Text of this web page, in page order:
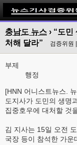
충남도 뉴스 › “도민
처해 달라”
검증위원
부제
행정
[HNN 어니스트뉴스.
도지사가 도민의 생명
집중호우에 대처할 것
김 지사는 15일 오전
국장 등이 참석한 가운